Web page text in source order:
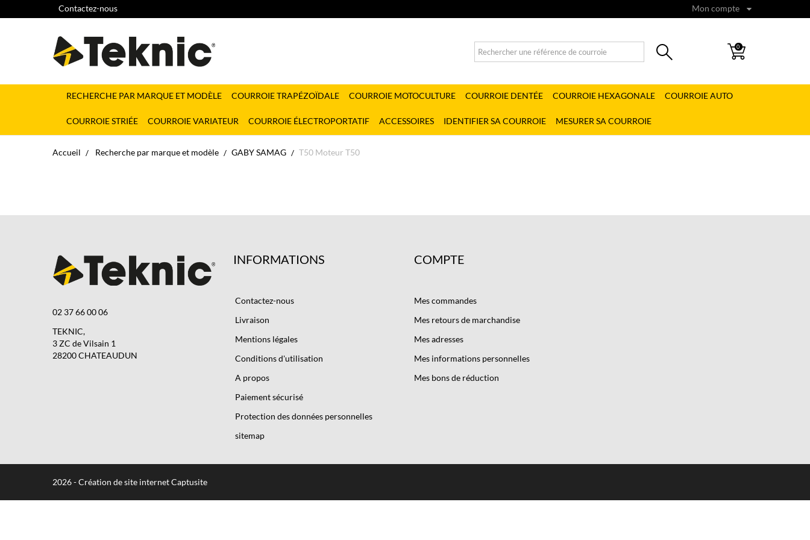
Mon compte
Contactez-nous
0
RECHERCHE PAR MARQUE ET MODÈLE COURROIE TRAPÉZOÏDALE COURROIE MOTOCULTURE COURROIE DENTÉE COURROIE HEXAGONALE COURROIE AUTO
COURROIE STRIÉE COURROIE VARIATEUR COURROIE ÉLECTROPORTATIF ACCESSOIRES IDENTIFIER SA COURROIE MESURER SA COURROIE
Accueil Recherche par marque et modèle GABY SAMAG T50 Moteur T50
02 37 66 00 06
TEKNIC,
3 ZC de Vilsain 1
28200 CHATEAUDUN
INFORMATIONS
Contactez-nous
Livraison
Mentions légales
Conditions d'utilisation
A propos
Paiement sécurisé
Protection des données personnelles
sitemap
COMPTE
Mes commandes
Mes retours de marchandise
Mes adresses
Mes informations personnelles
Mes bons de réduction
2026 - Création de site internet Captusite